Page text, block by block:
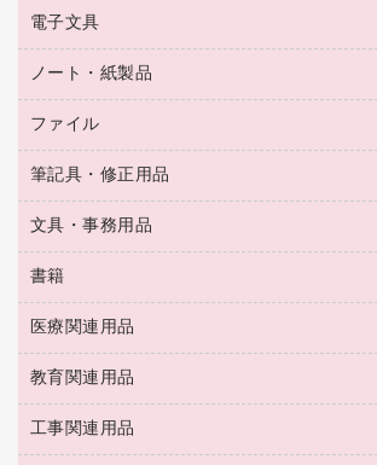
ハンドソープ・石鹸
トイレ用品
トイレ用洗剤
ティッシュペーパー
ダストボックス
タオル・アメニティ用品
スリッパ・サンダル・シューズ
スポーツ・レジャー用品
ゴミ袋
キッチン用品
タイムレコーダー
シュレッダ
ＯＨＰ用品
乾電池・充電池
フィルム・カメラ用品
デスクライト
アルバム
掃除機・クリーナー
空調・季節家電
その他電化製品
キッチン・調理家電
ＯＡタップ／延長コード
電子文具
電卓
ラベルテープ
その他電子文具
ノート・紙製品
封筒
粘着メモ
伝票
典礼用品
帳簿
額縁
各種用紙
ルーズリーフ
ファイル
名刺整理用品
板目表紙・綴込表紙
背幅が伸びるファイル
統一伝票用ファイル
収納保存用品
レターファイル
リングファイル
筆記具・修正用品
万年筆
筆ペン
消しゴム
修正液・修正ペン
修正テープ
鉛筆
文具・事務用品
輪ゴム
両面テープ
名札
保管・整理用品
壁面／足元収納
書籍
パソコンソフト
医療関連用品
保健用品
使い捨て手袋
感染症対策用品
教育関連用品
教育関連用品
工事関連用品